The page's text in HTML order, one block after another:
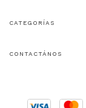
CATEGORÍAS
CONTACTÁNOS